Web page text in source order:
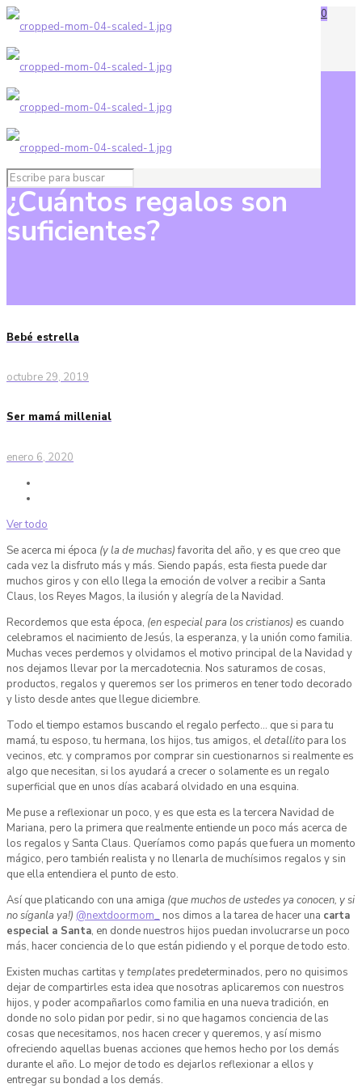
0
¿Cuántos regalos son
suficientes?
Bebé estrella
octubre 29, 2019
Ser mamá millenial
enero 6, 2020
Ver todo
Se acerca mi época (y la de muchas)favorita del año, y es que creo que
cada vez la disfruto más y más. Siendo papás, esta fiesta puede dar
muchos giros y con ello llega la emoción de volver a recibir a Santa
Claus, los Reyes Magos, la ilusión y alegría de la Navidad.
Recordemos que esta época, (en especial para los cristianos) es cuando
celebramos el nacimiento de Jesús, la esperanza, y la unión como familia.
Muchas veces perdemos y olvidamos el motivo principal de la Navidad y
nos dejamos llevar por la mercadotecnia. Nos saturamos de cosas,
productos, regalos y queremos ser los primeros en tener todo decorado
y listo desde antes que llegue diciembre.
Todo el tiempo estamos buscando el regalo perfecto… que si para tu
mamá, tu esposo, tu hermana, los hijos, tus amigos, eldetallito para los
vecinos, etc. y compramos por comprar sin cuestionarnos si realmente es
algo que necesitan, si los ayudará a crecer o solamente es un regalo
superficial que en unos días acabará olvidado en una esquina.
Me puse a reflexionar un poco, y es que esta es la tercera Navidad de
Mariana, pero la primera que realmente entiende un poco más acerca de
los regalos y Santa Claus. Queríamos como papás que fuera un momento
mágico, pero también realista y no llenarla de muchísimos regalos y sin
que ella entendiera el punto de esto.
Así que platicando con una amiga (que muchos de ustedes ya conocen, y si
no síganla ya!) @nextdoormom_ nos dimos a la tarea de hacer una carta
especial a Santa, en donde nuestros hijos puedan involucrarse un poco
más, hacer conciencia de lo que están pidiendo y el porque de todo esto.
Existen muchas cartitas ytemplates predeterminados, pero no quisimos
dejar de compartirles esta idea que nosotras aplicaremos con nuestros
hijos, y poder acompañarlos como familia en una nueva tradición, en
donde no solo pidan por pedir, si no que hagamos conciencia de las
cosas que necesitamos, nos hacen crecer y queremos, y así mismo
ofreciendo aquellas buenas acciones que hemos hecho por los demás
durante el año. Lo mejor de todo es dejarlos reflexionar a ellos y
entregar su bondad a los demás.